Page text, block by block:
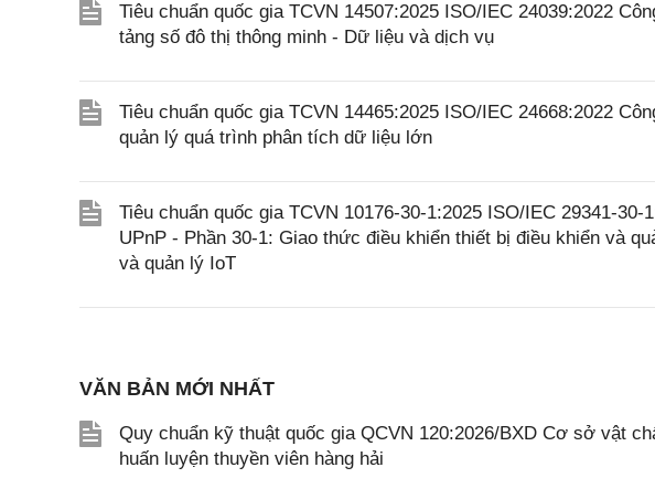
Tiêu chuẩn quốc gia TCVN 14507:2025 ISO/IEC 24039:2022
tảng số đô thị thông minh - Dữ liệu và dịch vụ
Tiêu chuẩn quốc gia TCVN 14465:2025 ISO/IEC 24668:2022
quản lý quá trình phân tích dữ liệu lớn
Tiêu chuẩn quốc gia TCVN 10176-30-1:2025 ISO/IEC 29341-
UPnP - Phần 30-1: Giao thức điều khiển thiết bị điều khiển và
và quản lý IoT
VĂN BẢN MỚI NHẤT
Quy chuẩn kỹ thuật quốc gia QCVN 120:2026/BXD Cơ sở vật
huấn luyện thuyền viên hàng hải